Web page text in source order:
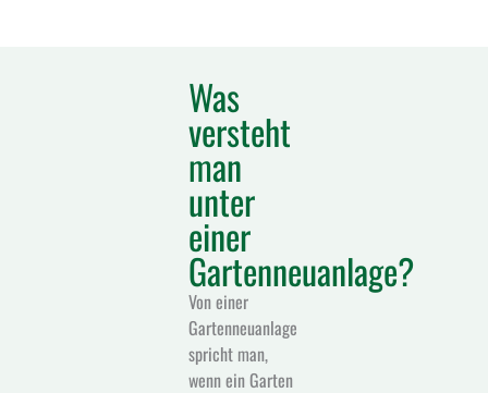
Was
versteht
man
unter
einer
Gartenneuanlage?
Von einer
Gartenneuanlage
spricht man,
wenn ein Garten